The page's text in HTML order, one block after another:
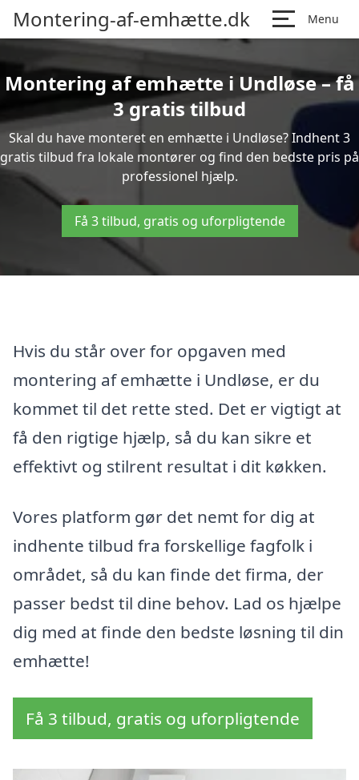
Montering-af-emhætte.dk Menu
Montering af emhætte i Undløse – få
3 gratis tilbud
Skal du have monteret en emhætte i Undløse? Indhent 3
gratis tilbud fra lokale montører og find den bedste pris på
professionel hjælp.
Få 3 tilbud, gratis og uforpligtende
Hvis du står over for opgaven med
montering af emhætte i Undløse, er du
kommet til det rette sted. Det er vigtigt at
få den rigtige hjælp, så du kan sikre et
effektivt og stilrent resultat i dit køkken.
Vores platform gør det nemt for dig at
indhente tilbud fra forskellige fagfolk i
området, så du kan finde det firma, der
passer bedst til dine behov. Lad os hjælpe
dig med at finde den bedste løsning til din
emhætte!
Få 3 tilbud, gratis og uforpligtende